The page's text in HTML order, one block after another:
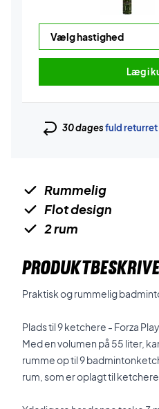
Læg i
30 dagesfuld returret
Rummelig
Flot design
2 rum
Praktisk og rummelig
Plads til 9 ketchere - Forza
Med en volumen på 55 liter,
rumme op til 9
rum, som er oplagt til